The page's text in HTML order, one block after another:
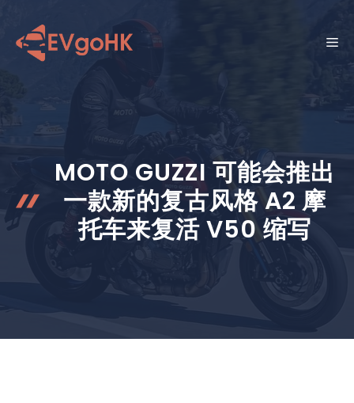
菜
MOTO GUZZI 可能会推出
一款新的复古风格 A2 摩
托车来复活 V50 缩写